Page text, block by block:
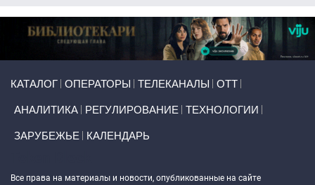
КАТАЛОГ ОПЕРАТОРЫ ТЕЛЕКАНАЛЫ ОТТ
АНАЛИТИКА РЕГУЛИРОВАНИЕ ТЕХНОЛОГИИ
ЗАРУБЕЖЬЕ КАЛЕНДАРЬ
Все права на материалы и новости, опубликованные на сайте